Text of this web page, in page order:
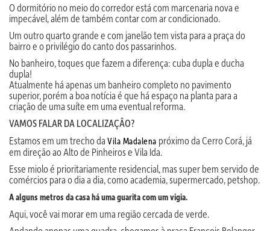
O dormitório no meio do corredor está com marcenaria nova e
impecável, além de também contar com ar condicionado.
Um outro quarto grande e com janelão tem vista para a praça do
bairro e o privilégio do canto dos passarinhos.
No banheiro, toques que fazem a diferença: cuba dupla e ducha
dupla!
Atualmente há apenas um banheiro completo no pavimento
superior, porém a boa notícia é que há espaço na planta para a
criação de uma suíte em uma eventual reforma.
VAMOS FALAR DA LOCALIZAÇÃO?
Estamos em um trecho da Vila Madalena próximo da Cerro Corá, já
em direção ao Alto de Pinheiros e Vila Ida.
Esse miolo é prioritariamente residencial, mas super bem servido de
comércios para o dia a dia, como academia, supermercado, petshop.
A alguns metros da casa há uma guarita com um vigia.
Aqui, você vai morar em uma região cercada de verde.